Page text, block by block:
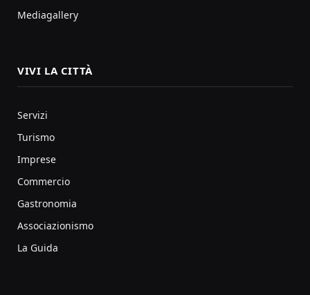
Mediagallery
VIVI LA CITTÀ
Servizi
Turismo
Imprese
Commercio
Gastronomia
Associazionismo
La Guida